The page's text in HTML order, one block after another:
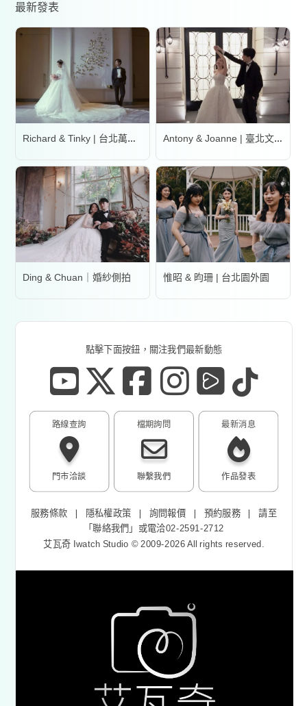
最新發表
Richard & Tinky | 台北萬豪酒店 Antony & Joanne | 臺北文華東方酒店
Ding & Chuan｜婚紗側拍 惟昭 & 昀珊 | 台北園外園
點擊下面按鈕，關注我們最新動態
路線查詢
門市洽談
最新消息
作品發表
檔期詢問
聯繫我們
服務條款 ❘ 隱私權政策 ❘詢問報價 ❘預約服務 ❘請至
「聯絡我們 」或電洽02-2591-2712
艾瓦奇 Iwatch Studio © 2009-2026 All rights reserved.